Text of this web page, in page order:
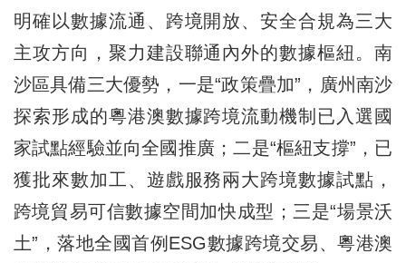
明確以數據流通、跨境開放、安全合規為三大
主攻方向，聚力建設聯通內外的數據樞紐。南
沙區具備三大優勢，一是“政策疊加”，廣州南沙
探索形成的粵港澳數據跨境流動機制已入選國
家試點經驗並向全國推廣；二是“樞紐支撐”，已
獲批來數加工、遊戲服務兩大跨境數據試點，
跨境貿易可信數據空間加快成型；三是“場景沃
土”，落地全國首例ESG數據跨境交易、粵港澳